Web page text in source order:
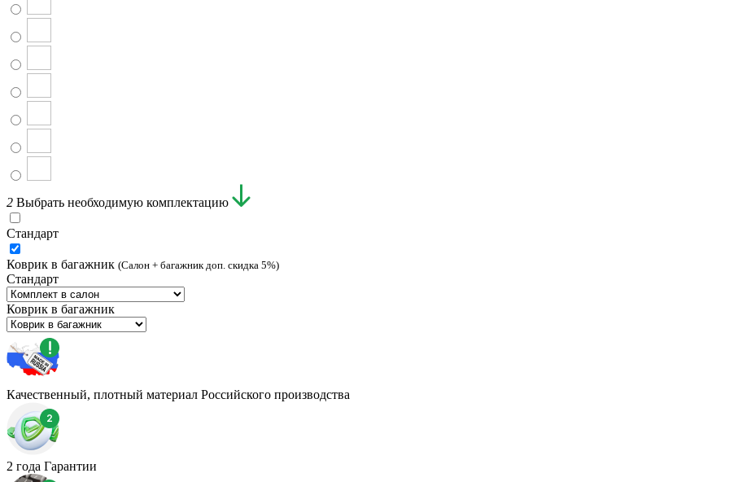
2 Выбрать необходимую комплектацию
Стандарт
Коврик в багажник (Салон + багажник доп. скидка 5%)
Стандарт
Коврик в багажник
Качественный, плотный материал Российского производства
2 года Гарантии